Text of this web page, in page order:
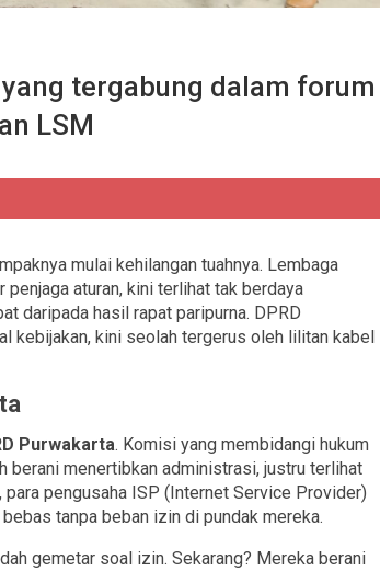
tergabung dalam forum
LSM
mulai kehilangan tuahnya. Lembaga
aturan, kini terlihat tak berdaya
daripada hasil rapat paripurna. DPRD
kebijakan, kini seolah tergerus oleh lilitan kabel
Purwakarta. Komisi yang membidangi hukum
berani menertibkan administrasi, justru terlihat
pengusaha ISP (Internet Service Provider)
tanpa beban izin di pundak mereka.
gemetar soal izin. Sekarang? Mereka berani